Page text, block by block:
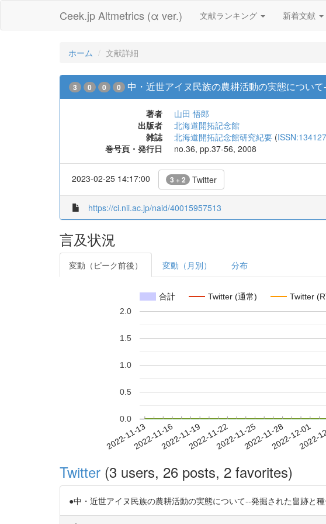
Ceek.jp Altmetrics (α ver.) 文献ランキング 新着文献
ホーム 文献詳細
3 0 0 0 中・近世アイヌ民族の農耕活動の実態につい
著者
山田 悟郎
出版者
北海道開拓記念館
雑誌
北海道開拓記念館研究紀要 (
巻号頁・発行日
no.36, pp.37-56, 2008
2023-02-25 14:17:00 3 + 2 Twitter
https://ci.nii.ac.jp/naid/40015957513
言及状況
変動（ピーク前後） 変動（月別） 分布
合計 Twitter (通常) Twitter
2022-11-132022-11-162022-11-192022-11-222022-11-252022-11-282022-12-01
2022-
0.0
0.5
1.0
1.5
2.0
Twitter (3 users, 26 posts, 2 favorites)
●中・近世アイヌ民族の農耕活動の実態について--発掘された畠跡と